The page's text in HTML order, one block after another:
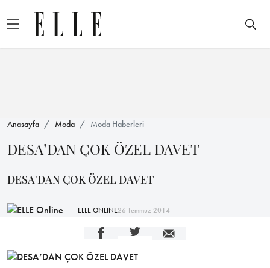
Anasayfa Moda Moda Haberleri
DESA’DAN ÇOK ÖZEL DAVET
DESA'DAN ÇOK ÖZEL DAVET
ELLE ONLİNE26 Temmuz 2014